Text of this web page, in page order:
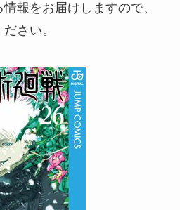
報をお届けしますので、
さい。